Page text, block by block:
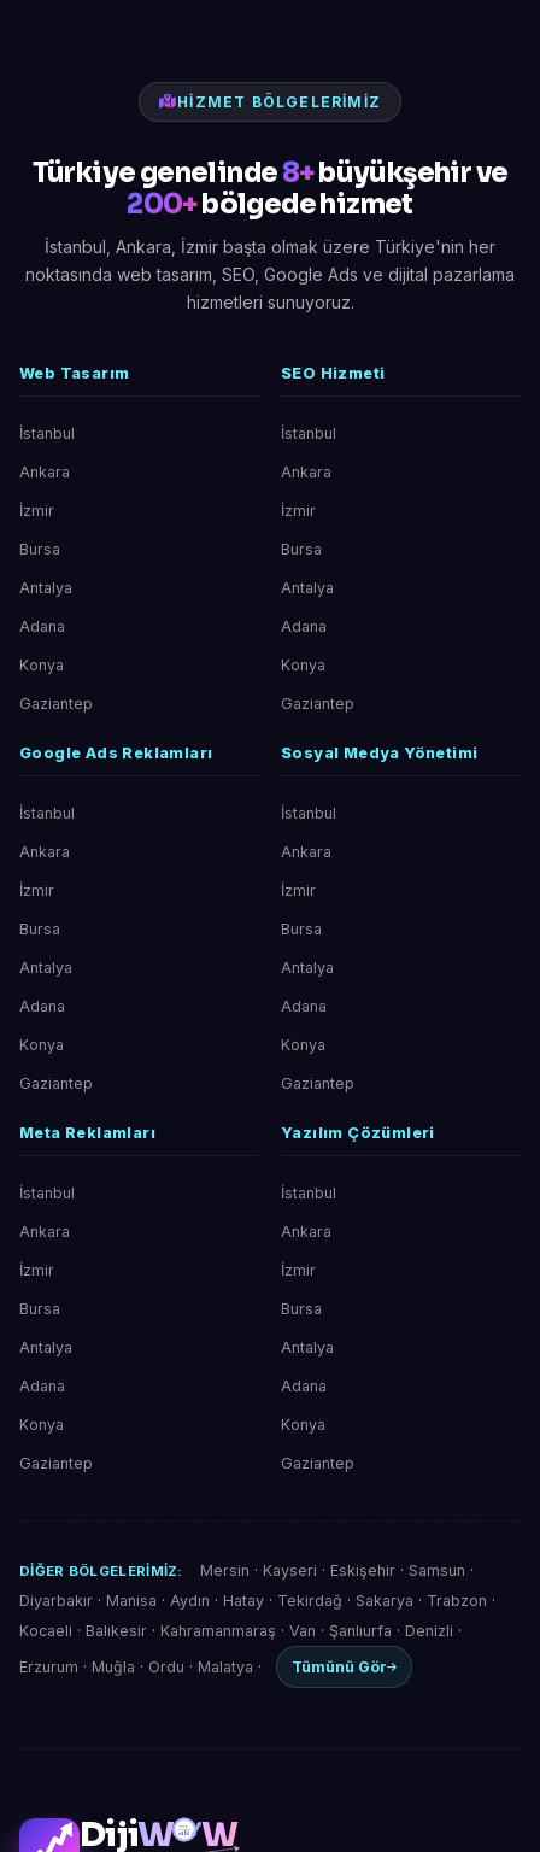
HIZMET BÖLGELERIMIZ
Türkiye genelinde8+büyükşehir ve
200+bölgede hizmet
İstanbul, Ankara, İzmir başta olmak üzere Türkiye'nin her
noktasında web tasarım, SEO, Google Ads ve dijital pazarlama
hizmetleri sunuyoruz.
Web Tasarım
İstanbul
Ankara
İzmir
Bursa
Antalya
Adana
Konya
Gaziantep
SEO Hizmeti
İstanbul
Ankara
İzmir
Bursa
Antalya
Adana
Konya
Gaziantep
Google Ads Reklamları
İstanbul
Ankara
İzmir
Bursa
Antalya
Adana
Konya
Gaziantep
Sosyal Medya Yönetimi
İstanbul
Ankara
İzmir
Bursa
Antalya
Adana
Konya
Gaziantep
Meta Reklamları
İstanbul
Ankara
İzmir
Bursa
Antalya
Adana
Konya
Gaziantep
Yazılım Çözümleri
İstanbul
Ankara
İzmir
Bursa
Antalya
Adana
Konya
Gaziantep
DIĞER BÖLGELERIMIZ: Mersin · Kayseri · Eskişehir· Samsun ·
Diyarbakır · Manisa · Aydın · Hatay · Tekirdağ · Sakarya · Trabzon ·
Kocaeli · Balıkesir · Kahramanmaraş · Van · Şanlıurfa · Denizli ·
Erzurum · Muğla · Ordu · Malatya · Tümünü Gör
DijiW W